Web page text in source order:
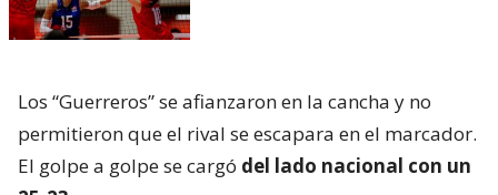
Los “Guerreros” se afianzaron en la cancha y no
permitieron que el rival se escapara en el marcador.
El golpe a golpe se cargó del lado nacional con un